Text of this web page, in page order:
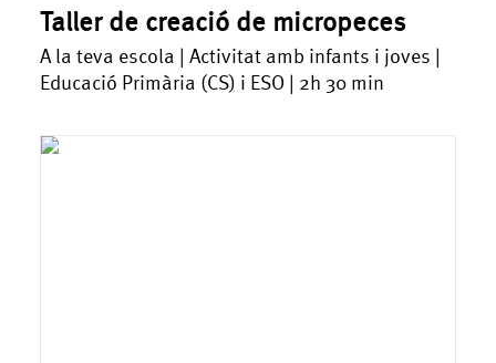
Taller de creació de micropeces
A la teva escola | Activitat amb infants i joves |
Educació Primària (CS) i ESO | 2h 30 min